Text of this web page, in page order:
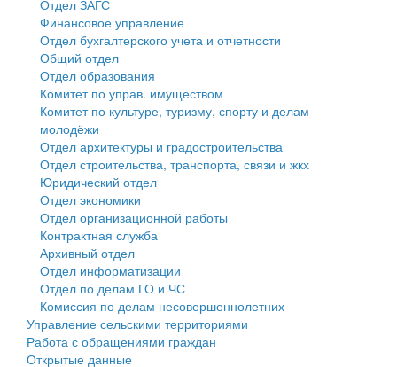
Государственные услуги
Промышленность и АПК
Экономика и бизнес
Символика
Устав
Гостям округа
Туризм
Культура
Образование
Здравоохранение
Социальная защита
Фотоальбом
муниципального округа Тверской области
Администрация Кашинского муниципального округа
Тверской области
Управление сельскими территориями
Открытые данные
Работа с обращениями граждан
Муниципальный контроль
Муниципальные услуги
Проекты административных регламентов
Антимонопольный комплаенс
Финансовое управление
Бюджет для граждан
Имущество
Выявление правообладателей ранее учтенных
объектов недвижимости
Имущественная поддержка субъектов малого и
среднего предпринимательства
Информационная поддержка субъектов малого и
среднего предпринимательства
Муниципальные программы
Отдел ЗАГС
Финансовое управление
Отдел бухгалтерского учета и отчетности
Общий отдел
Отдел образования
Комитет по управ. имуществом
Комитет по культуре, туризму, спорту и делам
молодёжи
Отдел архитектуры и градостроительства
Отдел строительства, транспорта, связи и жкх
Юридический отдел
Отдел экономики
Отдел организационной работы
Контрактная служба
Архивный отдел
Отдел информатизации
Отдел по делам ГО и ЧС
Комиссия по делам несовершеннолетних
Управление сельскими территориями
Работа с обращениями граждан
Открытые данные